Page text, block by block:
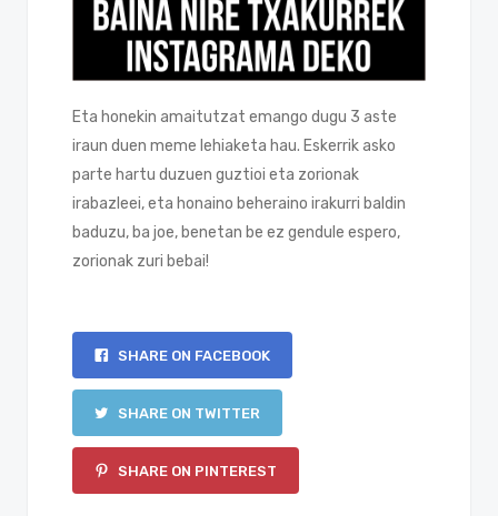
Eta honekin amaitutzat emango dugu 3 aste
iraun duen meme lehiaketa hau. Eskerrik asko
parte hartu duzuen guztioi eta zorionak
irabazleei, eta honaino beheraino irakurri baldin
baduzu, ba joe, benetan be ez gendule espero,
zorionak zuri bebai!
SHARE ON FACEBOOK
SHARE ON TWITTER
SHARE ON PINTEREST